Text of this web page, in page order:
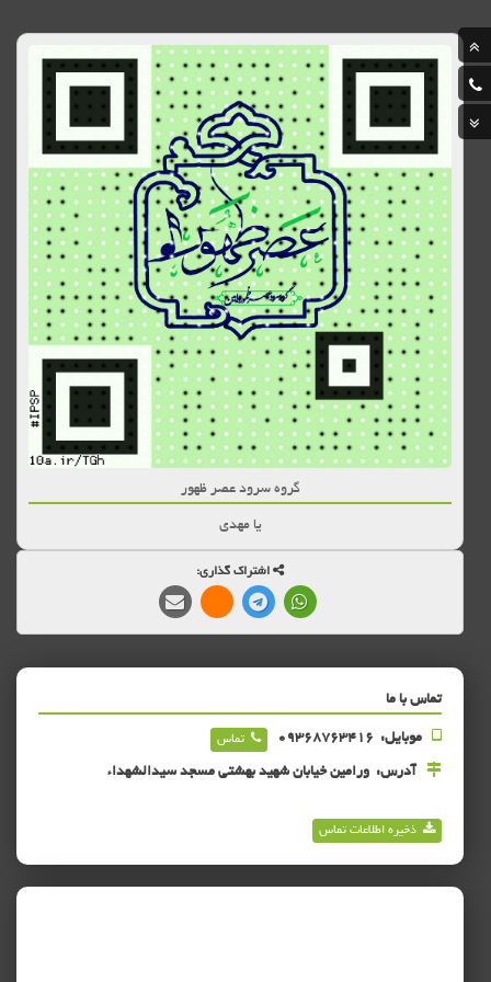
گروه سرود عصر ظهور
یا مهدی
اشتراک گذاری:
تماس با ما
موبایل: تماس
آدرس: ورامین خیابان شهید بهشتی مسجد سیدالشهداء
ذخیره اطلاعات تماس